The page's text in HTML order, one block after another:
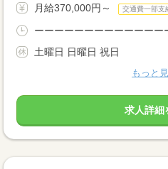
月給370,000円～ 交通費一部支
ーーーーーーーーーーーーー
土曜日 日曜日 祝日
もっと
求人詳細